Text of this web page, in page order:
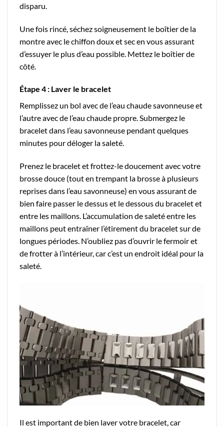
disparu.
Une fois rincé, séchez soigneusement le boîtier de la
montre avec le chiffon doux et sec en vous assurant
d’essuyer le plus d’eau possible. Mettez le boîtier de
côté.
Étape 4 : Laver le bracelet
Remplissez un bol avec de l’eau chaude savonneuse et
l’autre avec de l’eau chaude propre. Submergez le
bracelet dans l’eau savonneuse pendant quelques
minutes pour déloger la saleté.
Prenez le bracelet et frottez-le doucement avec votre
brosse douce (tout en trempant la brosse à plusieurs
reprises dans l’eau savonneuse) en vous assurant de
bien faire passer le dessus et le dessous du bracelet et
entre les maillons. L’accumulation de saleté entre les
maillons peut entraîner l’étirement du bracelet sur de
longues périodes. N’oubliez pas d’ouvrir le fermoir et
de frotter à l’intérieur, car c’est un endroit idéal pour la
saleté.
Il est important de bien laver votre bracelet, car